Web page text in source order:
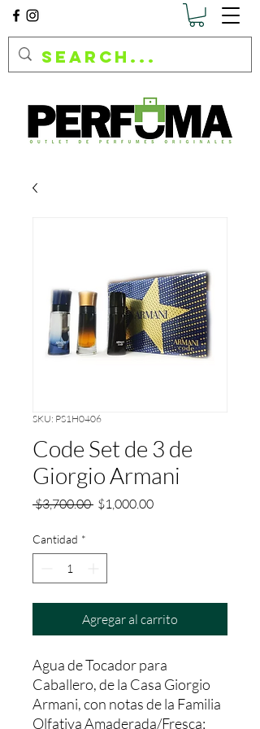
SKU: PS1H0406
Code Set de 3 de
Giorgio Armani
$3,700.00 Precio
$1,000.00Precio
Cantidad *
Agregar al carrito
Agua de Tocador para
Caballero, de la Casa Giorgio
Armani, con notas de la Familia
Olfativa Amaderada/Fresca;